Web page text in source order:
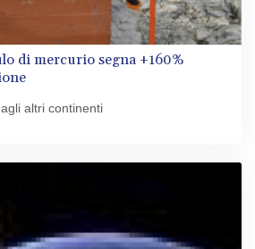
di mercurio segna +160%
altri continenti